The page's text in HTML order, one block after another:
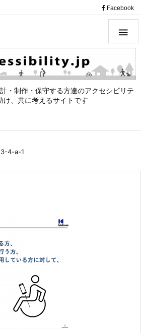
Facebook
・制作・保守する方達のアクセシビリテ
け、共に考えるサイトです

4-a-1